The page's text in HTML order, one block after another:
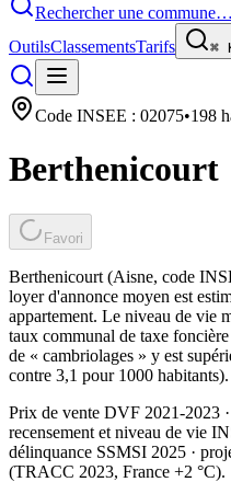
Rechercher une commune…
OutilsClassementsTarifs ⌘
Code INSEE : 02075•198
Berthenicourt
Favori
Berthenicourt (Aisne, code
loyer d'annonce moyen est
appartement. Le niveau de vie
taux communal de taxe
de « cambriolages » y est
contre 3,1 pour 1000 habitants).
Prix de vente DVF 2021-2023
recensement et niveau de vie
délinquance SSMSI 2025 ·
(TRACC 2023, France +2 °C).